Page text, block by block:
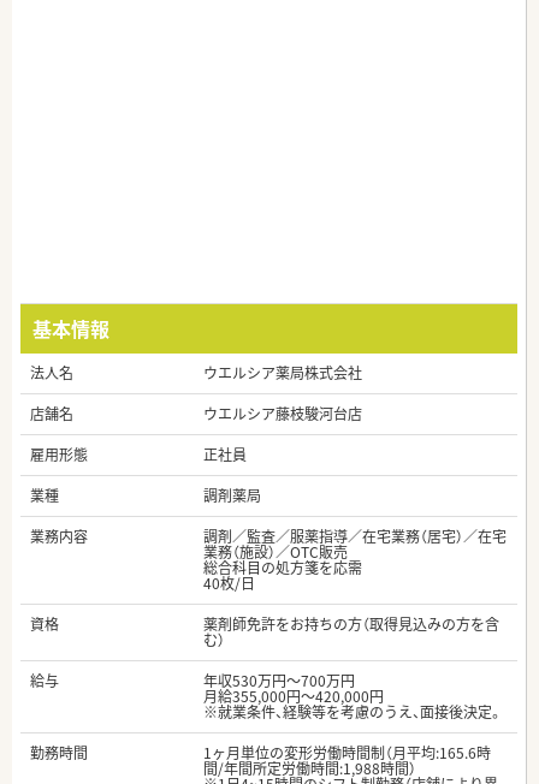
基本情報
法人名
ウエルシア薬局株式会社
店舗名
ウエルシア藤枝駿河台店
雇用形態
正社員
業種
調剤薬局
業務内容
調剤／監査／服薬指導／在宅業務（居宅）／在宅
業務（施設）／OTC販売
総合科目の処方箋を応需
40枚/日
資格
薬剤師免許をお持ちの方（取得見込みの方を含
む）
給与
年収530万円～700万円
月給355,000円～420,000円
※就業条件、経験等を考慮のうえ、面接後決定。
勤務時間
1ヶ月単位の変形労働時間制（月平均:165.6時
間/年間所定労働時間:1,988時間）